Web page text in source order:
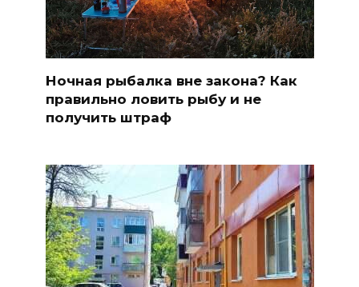
Ночная рыбалка вне закона? Как
правильно ловить рыбу и не
получить штраф